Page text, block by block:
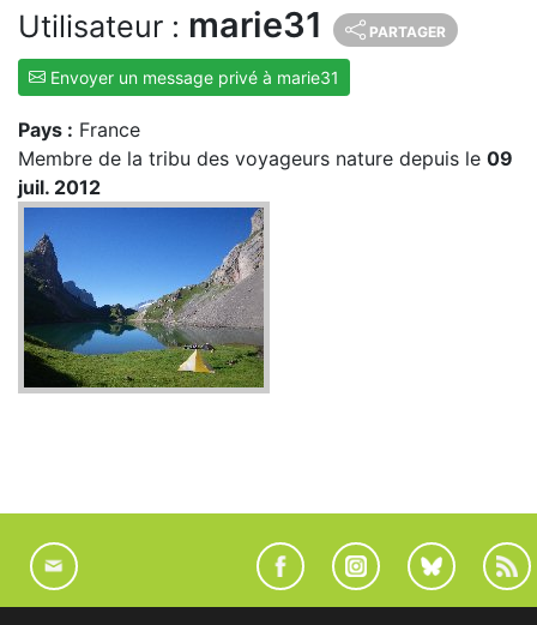
Utilisateur : marie31 PARTAGER
Envoyer un message privé à marie31
Pays : France
Membre de la tribu des voyageurs nature depuis le 09
juil. 2012